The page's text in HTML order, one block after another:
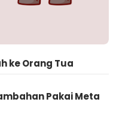
ke Orang Tua
Pakai Meta